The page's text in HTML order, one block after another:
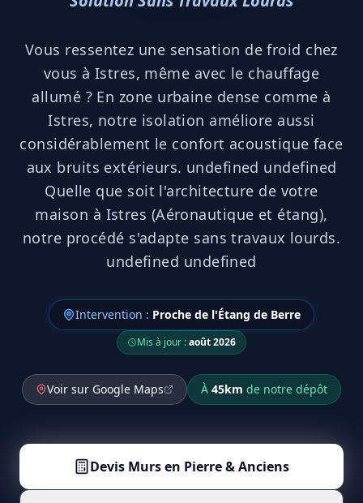
Vous ressentez une sensation de froid chez
vous à Istres, même avec le chauffage
allumé ? En zone urbaine dense comme à
Istres, notre isolation améliore aussi
considérablement le confort acoustique face
aux bruits extérieurs. undefined undefined
Quelle que soit l'architecture de votre
maison à Istres (Aéronautique et étang),
notre procédé s'adapte sans travaux lourds.
undefined undefined
Intervention : Proche de l'Étang de Berre
Mis à jour :août 2026
Voir sur Google Maps À 45km de notre dépôt
Devis Murs en Pierre & Anciens